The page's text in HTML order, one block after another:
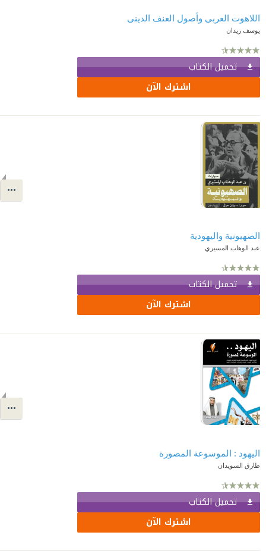
اللاهوت العربى وأصول العنف الدينى
يوسف زيدان
تحميل الكتاب
اشترك الآن
الصهيونية واليهودية
عبد الوهاب المسيري
تحميل الكتاب
اشترك الآن
اليهود : الموسوعة المصورة
طارق السويدان
تحميل الكتاب
اشترك الآن